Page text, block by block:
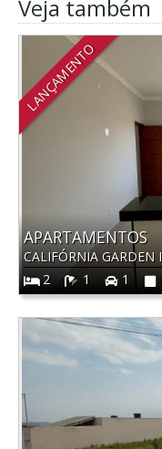
Veja também
LANÇAMENTO
APARTAMENTOS
CALIFÓRNIA GARDEN
2
1 1